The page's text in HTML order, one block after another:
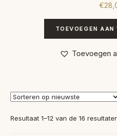
€
TOEVOEGEN AAN
Toevoegen
Resultaat 1–12 van de 16